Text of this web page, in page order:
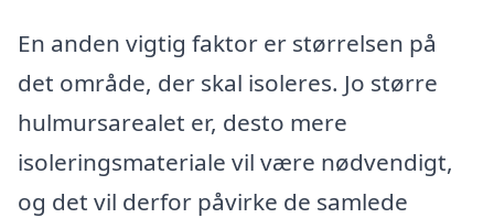
En anden vigtig faktor er størrelsen på
det område, der skal isoleres. Jo større
hulmursarealet er, desto mere
isoleringsmateriale vil være nødvendigt,
og det vil derfor påvirke de samlede